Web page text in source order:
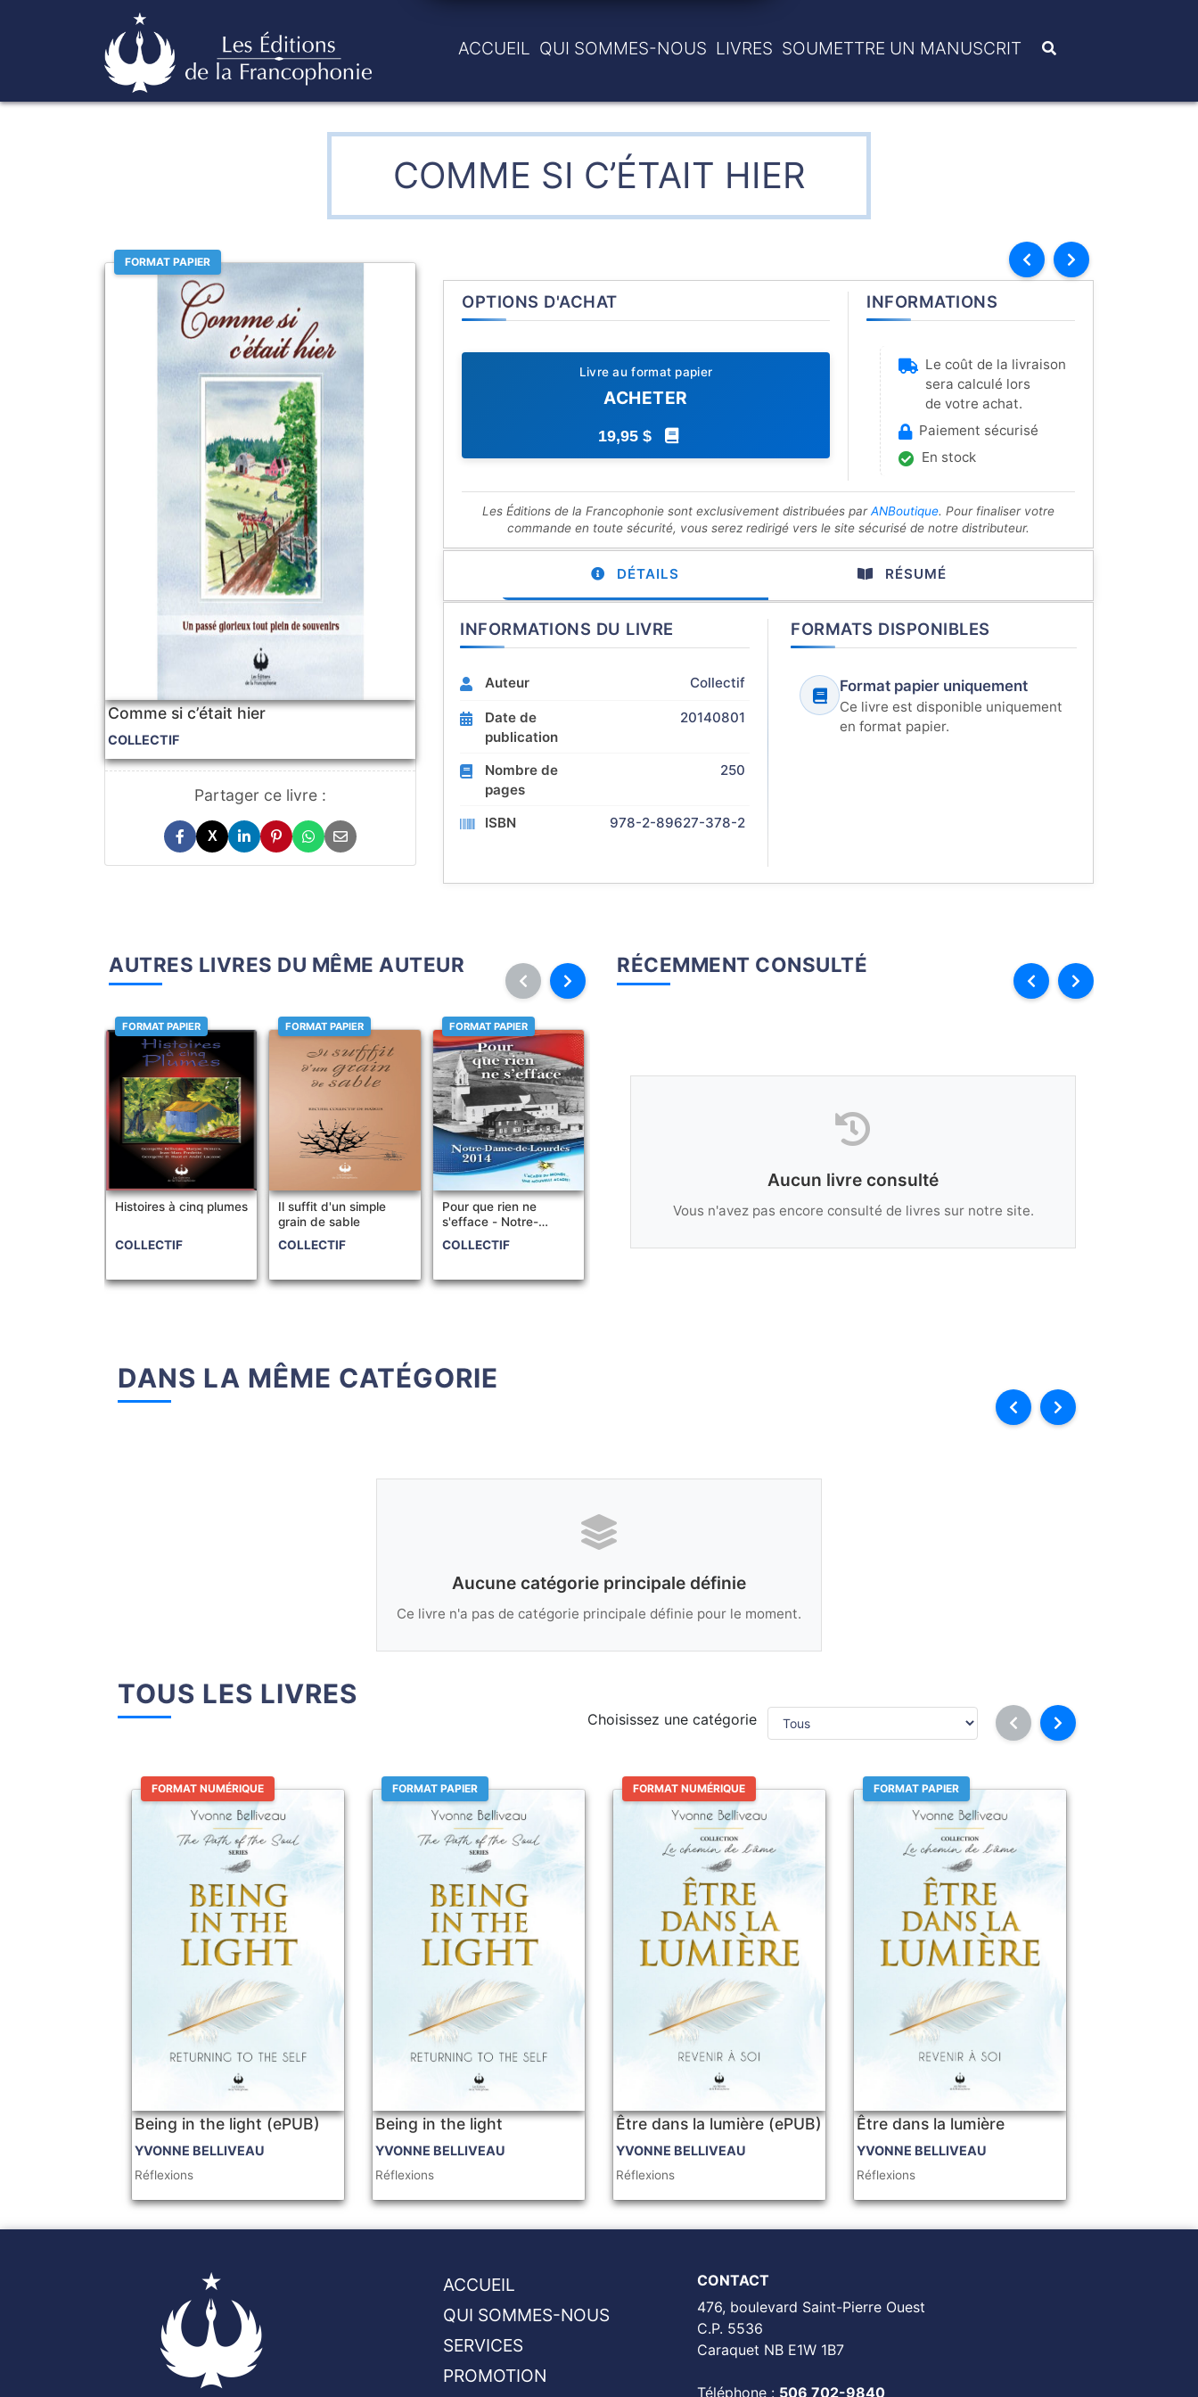
Skip
Éditions de la francophonie
ACCUEIL QUI SOMMES-NOUS LIVRES SOUMETTRE UN MANUSCRIT
COMME SI C’ÉTAIT HIER
FORMAT PAPIER
Comme si c’était hier
COLLECTIF
Partager ce livre :
X
OPTIONS D'ACHAT
Livre au format papier
ACHETER
19,95 $
INFORMATIONS
Le coût de la livraison
sera calculé lors
de votre achat.
Paiement sécurisé
En stock
Les Éditions de la Francophonie sont exclusivement distribuées parANBoutique. Pour finaliser votre
commande en toute sécurité, vous serez redirigé vers le site sécurisé de notre distributeur.
DÉTAILS RÉSUMÉ
INFORMATIONS DU LIVRE
Auteur Collectif
Date de
publication
20140801
Nombre de
pages
250
ISBN 978-2-89627-378-2
FORMATS DISPONIBLES
Format papier uniquement
Ce livre est disponible uniquement
en format papier.
AUTRES LIVRES DU MÊME AUTEUR
FORMAT PAPIER
Histoires à cinq plumes
COLLECTIF
FORMAT PAPIER
Il suffit d'un simple
grain de sable
COLLECTIF
FORMAT PAPIER
Pour que rien ne
s'efface - Notre-
2014
COLLECTIF
RÉCEMMENT CONSULTÉ
Aucun livre consulté
Vous n'avez pas encore consulté de livres sur notre site.
DANS LA MÊME CATÉGORIE
Aucune catégorie principale définie
Ce livre n'a pas de catégorie principale définie pour le moment.
TOUS LES LIVRES
Choisissez une catégorie
FORMAT NUMÉRIQUE
Being in the light (ePUB)
YVONNE BELLIVEAU
Réflexions
FORMAT PAPIER
Being in the light
YVONNE BELLIVEAU
Réflexions
FORMAT NUMÉRIQUE
Être dans la lumière (ePUB)
YVONNE BELLIVEAU
Réflexions
FORMAT PAPIER
Être dans la lumière
YVONNE BELLIVEAU
Réflexions
ACCUEIL
QUI SOMMES-NOUS
SERVICES
PROMOTION
CONTACT
476, boulevard Saint-Pierre Ouest
C.P. 5536
Caraquet NB E1W 1B7
Téléphone : 506 702-9840